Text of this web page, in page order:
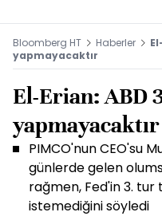
Bloomberg HT Haberler
yapmayacaktır
El-Erian: ABD
yapmayacaktır
PIMCO'nun CEO'su
günlerde gelen
rağmen, Fed'in 3. tur
istemediğini söyledi